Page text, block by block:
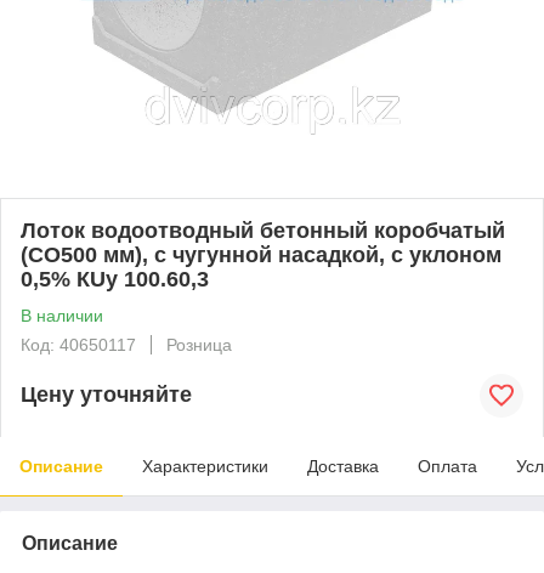
Лоток водоотводный бетонный коробчатый
(СО500 мм), с чугунной насадкой, с уклоном
0,5% КUу 100.60,3
В наличии
Код: 40650117
Розница
Цену уточняйте
Описание Характеристики Доставка Оплата
Описание